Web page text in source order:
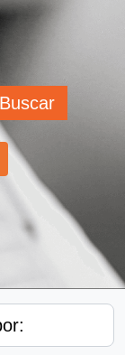
Buscar